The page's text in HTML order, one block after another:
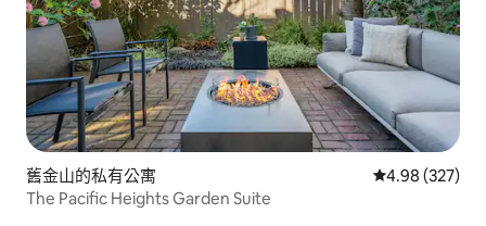
舊金山的私有公寓 從 327 則評價
4.98 (327)
The Pacific Heights Garden Suite